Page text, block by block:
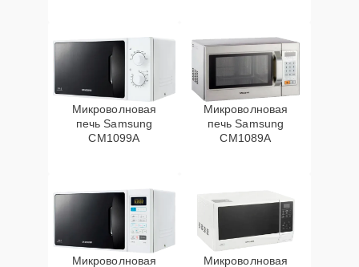
Микроволновая
печь Samsung
CM1099A
Микроволновая
печь Samsung
CM1089A
Микроволновая Микроволновая